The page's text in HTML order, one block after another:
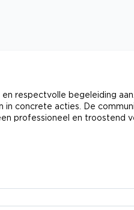
respectvolle begeleiding
concrete acties. De
professioneel en troostend